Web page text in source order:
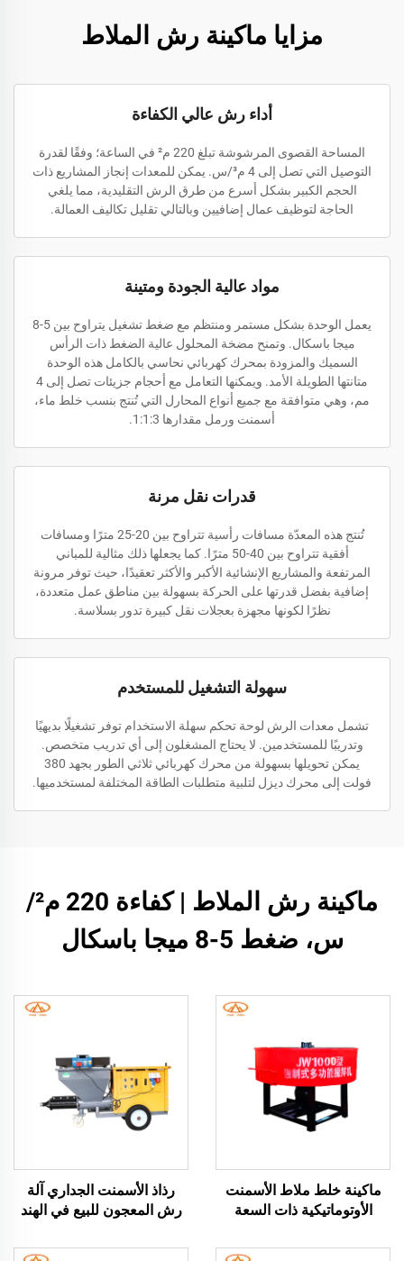
مزايا ماكينة رش الملاط
أداء رش عالي الكفاءة
المساحة القصوى المرشوشة تبلغ 220 م² في الساعة؛ وفقًا لقدرة
التوصيل التي تصل إلى 4 م³/س. يمكن للمعدات إنجاز المشاريع ذات
الحجم الكبير بشكل أسرع من طرق الرش التقليدية، مما يلغي
الحاجة لتوظيف عمال إضافيين وبالتالي تقليل تكاليف العمالة.
مواد عالية الجودة ومتينة
يعمل الوحدة بشكل مستمر ومنتظم مع ضغط تشغيل يتراوح بين 5-8
ميجا باسكال. وتمنح مضخة المحلول عالية الضغط ذات الرأس
السميك والمزودة بمحرك كهربائي نحاسي بالكامل هذه الوحدة
متانتها الطويلة الأمد. ويمكنها التعامل مع أحجام جزيئات تصل إلى 4
مم، وهي متوافقة مع جميع أنواع المحارل التي تُنتج بنسب خلط ماء،
أسمنت ورمل مقدارها 1:1:3.
قدرات نقل مرنة
تُنتج هذه المعدّة مسافات رأسية تتراوح بين 20-25 مترًا ومسافات
أفقية تتراوح بين 40-50 مترًا. كما يجعلها ذلك مثالية للمباني
المرتفعة والمشاريع الإنشائية الأكبر والأكثر تعقيدًا، حيث توفر مرونة
إضافية بفضل قدرتها على الحركة بسهولة بين مناطق عمل متعددة،
نظرًا لكونها مجهزة بعجلات نقل كبيرة تدور بسلاسة.
سهولة التشغيل للمستخدم
تشمل معدات الرش لوحة تحكم سهلة الاستخدام توفر تشغيلًا بديهيًا
وتدريبًا للمستخدمين. لا يحتاج المشغلون إلى أي تدريب متخصص.
يمكن تحويلها بسهولة من محرك كهربائي ثلاثي الطور بجهد 380
فولت إلى محرك ديزل لتلبية متطلبات الطاقة المختلفة لمستخدميها.
ماكينة رش الملاط | كفاءة 220 م²/
س، ضغط 5-8 ميجا باسكال
ماكينة خلط ملاط الأسمنت
الأوتوماتيكية ذات السعة
الملاط الهيدروليكية للبناء
رذاذ الأسمنت الجداري آلة
رش المعجون للبيع في الهند